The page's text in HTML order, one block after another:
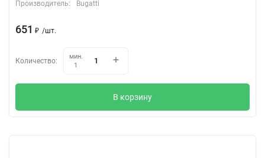
Производитель: Bugatti
651 ₽ /шт.
Количество:
мин.
1
В корзину